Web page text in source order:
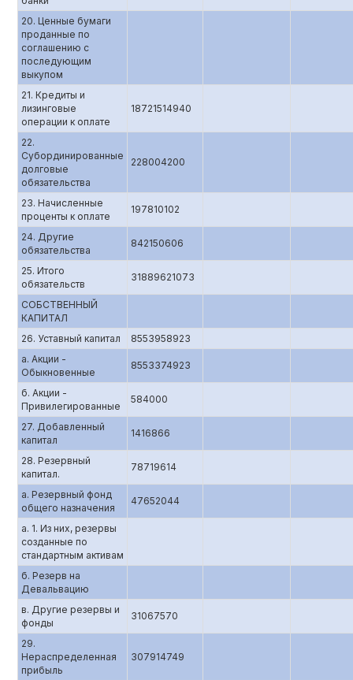
20. Ценные бумаги
проданные по
соглашению с
последующим
выкупом
21. Кредиты и
лизинговые
операции к оплате
18721514940
22.
Субординированные
долговые
обязательства
228004200
23. Начисленные
проценты к оплате
197810102
24. Другие
обязательства
842150606
25. Итого
обязательств
31889621073
СОБСТВЕННЫЙ
КАПИТАЛ
26. Уставный капитал
8553958923
а. Акции -
Обыкновенные
8553374923
б. Акции -
Привилегированные
584000
27. Добавленный
капитал
1416866
28. Резервный
капитал.
78719614
а. Резервный фонд
общего назначения
47652044
а. 1. Из них, резервы
созданные по
стандартным активам
б. Резерв на
Девальвацию
в. Другие резервы и
фонды
31067570
29.
Нераспределенная
прибыль
307914749